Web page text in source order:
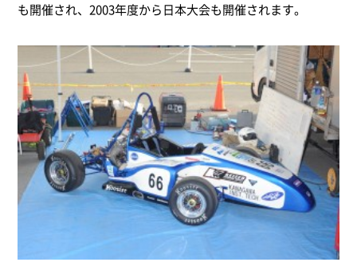
も開催され、2003年度から日本大会も開催されます。